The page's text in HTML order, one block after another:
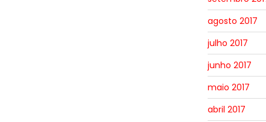
agosto 2017
julho 2017
junho 2017
maio 2017
abril 2017